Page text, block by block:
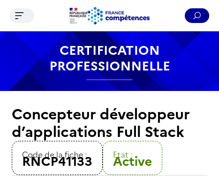
Contenu Recherche Menu Pied de page
Ouvrir le menu de navigation
CERTIFICATION
PROFESSIONNELLE
Concepteur développeur
d’applications Full Stack
Code de la fiche :
RNCP41133 Etat :
Active